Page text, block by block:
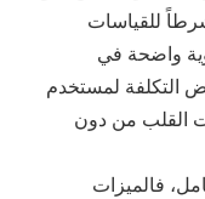
للقياسات
واضحة في
التكلفة لمستخدم
القلب من دون
فالميزات